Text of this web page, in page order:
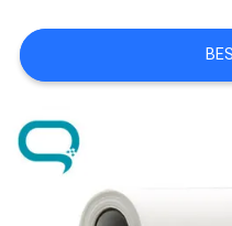
NACHRICHTEN
FORDERN
SIE
EIN
ZITAT